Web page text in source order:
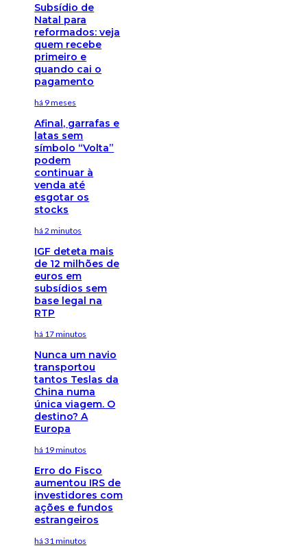
Subsídio de
Natal para
reformados: veja
quem recebe
primeiro e
quando cai o
pagamento
há 9 meses
Afinal, garrafas e
latas sem
símbolo “Volta”
podem
continuar à
venda até
esgotar os
stocks
há 2 minutos
IGF deteta mais
de 12 milhões de
euros em
subsídios sem
base legal na
RTP
há 17 minutos
Nunca um navio
transportou
tantos Teslas da
China numa
única viagem. O
destino? A
Europa
há 19 minutos
Erro do Fisco
aumentou IRS de
investidores com
ações e fundos
estrangeiros
há 31 minutos